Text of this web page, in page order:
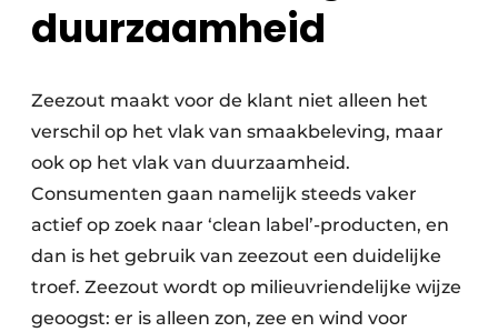
duurzaamheid
Zeezout maakt voor de klant niet alleen het
verschil op het vlak van smaakbeleving, maar
ook op het vlak van duurzaamheid.
Consumenten gaan namelijk steeds vaker
actief op zoek naar ‘clean label’-producten, en
dan is het gebruik van zeezout een duidelijke
troef. Zeezout wordt op milieuvriendelijke wijze
geoogst: er is alleen zon, zee en wind voor